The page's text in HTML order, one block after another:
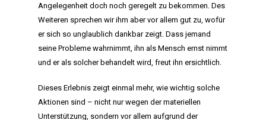
Angelegenheit doch noch geregelt zu bekommen. Des
Weiteren sprechen wir ihm aber vor allem gut zu, wofür
er sich so unglaublich dankbar zeigt. Dass jemand
seine Probleme wahrnimmt, ihn als Mensch ernst nimmt
und er als solcher behandelt wird, freut ihn ersichtlich.
Dieses Erlebnis zeigt einmal mehr, wie wichtig solche
Aktionen sind – nicht nur wegen der materiellen
Unterstützung, sondern vor allem aufgrund der